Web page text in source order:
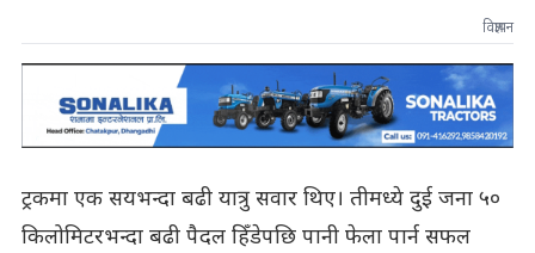
विज्ञापन
ट्रकमा एक सयभन्दा बढी यात्रु सवार थिए। तीमध्ये दुई जना ५०
किलोमिटरभन्दा बढी पैदल हिँडेपछि पानी फेला पार्न सफल